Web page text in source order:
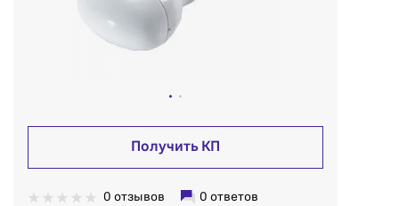
Получить КП
0 отзывов 0 ответов